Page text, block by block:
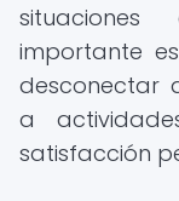
importante
desconectar
a
satisfacción